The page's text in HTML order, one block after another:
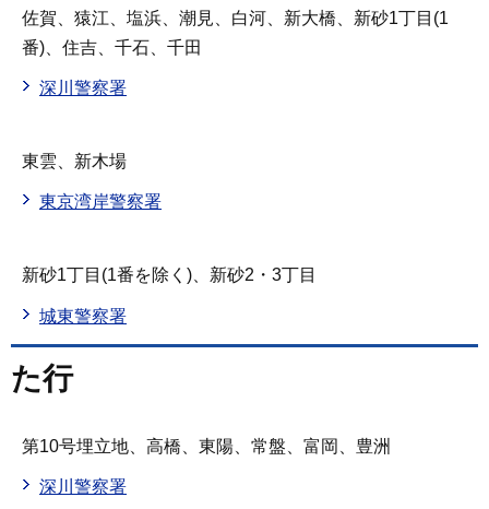
佐賀、猿江、塩浜、潮見、白河、新大橋、新砂1丁目(1
番)、住吉、千石、千田
深川警察署
東雲、新木場
東京湾岸警察署
新砂1丁目(1番を除く)、新砂2・3丁目
城東警察署
た行
第10号埋立地、高橋、東陽、常盤、富岡、豊洲
深川警察署